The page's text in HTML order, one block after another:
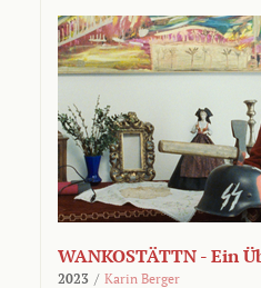
WANKOSTÄTTN - Ein
2023 / Karin Berger